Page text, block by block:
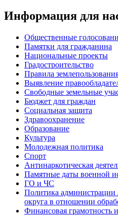
Информация для
Общественные
Памятки для гражданина
Национальные проекты
Градостроительство
Правила
Выявление
Свободные земельные
Бюджет для граждан
Социальная защита
Здравоохранение
Образование
Культура
Молодежная политика
Спорт
Антинаркотическая
Памятные даты военной
ГО и ЧС
Политика администрации
округа в отношении
Финансовая грамотность